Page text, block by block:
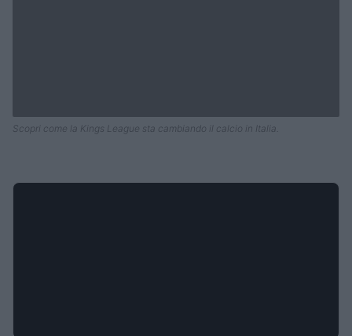
Scopri come la Kings League sta cambiando il calcio in Italia.